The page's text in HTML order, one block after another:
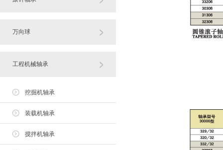
万向球
工程机械轴承
挖掘机轴承
装载机轴承
搅拌机轴承